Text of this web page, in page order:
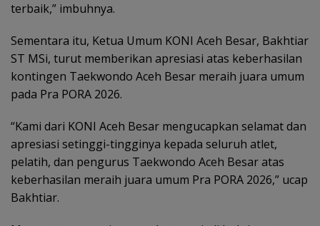
terbaik,” imbuhnya.
Sementara itu, Ketua Umum KONI Aceh Besar, Bakhtiar
ST MSi, turut memberikan apresiasi atas keberhasilan
kontingen Taekwondo Aceh Besar meraih juara umum
pada Pra PORA 2026.
“Kami dari KONI Aceh Besar mengucapkan selamat dan
apresiasi setinggi-tingginya kepada seluruh atlet,
pelatih, dan pengurus Taekwondo Aceh Besar atas
keberhasilan meraih juara umum Pra PORA 2026,” ucap
Bakhtiar.